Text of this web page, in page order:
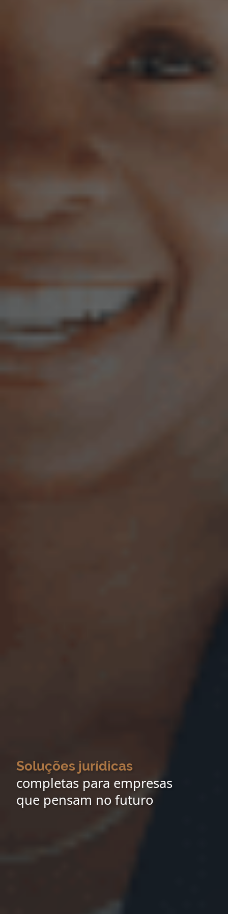
Soluções jurídicas
completas para empresas
que pensam no futuro